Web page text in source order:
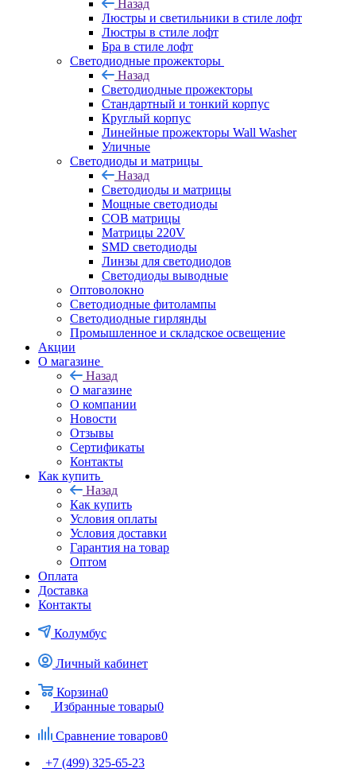
Назад
Люстры и светильники в стиле лофт
Люстры в стиле лофт
Бра в стиле лофт
Светодиодные прожекторы
Назад
Светодиодные прожекторы
Стандартный и тонкий корпус
Круглый корпус
Линейные прожекторы Wall Washer
Уличные
Светодиоды и матрицы
Назад
Светодиоды и матрицы
Мощные светодиоды
COB матрицы
Матрицы 220V
SMD светодиоды
Линзы для светодиодов
Светодиоды выводные
Оптоволокно
Светодиодные фитолампы
Светодиодные гирлянды
Промышленное и складское освещение
Акции
О магазине
Назад
О магазине
О компании
Новости
Отзывы
Сертификаты
Контакты
Как купить
Назад
Как купить
Условия оплаты
Условия доставки
Гарантия на товар
Оптом
Оплата
Доставка
Контакты
Колумбус
Личный кабинет
Корзина0
Избранные товары0
Сравнение товаров0
+7 (499) 325-65-23